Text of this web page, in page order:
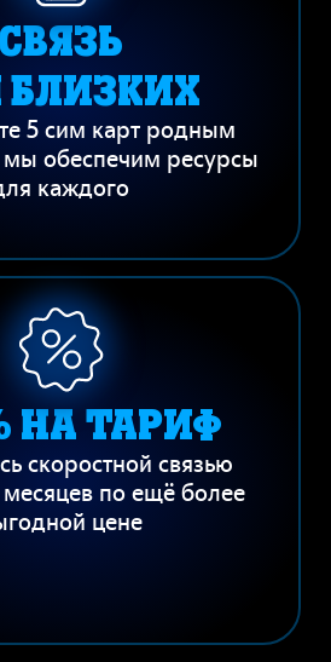
СВЯЗЬ
БЛИЗКИХ
5 сим карт родным
обеспечим ресурсы
каждого
НА ТАРИФ
скоростной связью
месяцев по ещё более
цене